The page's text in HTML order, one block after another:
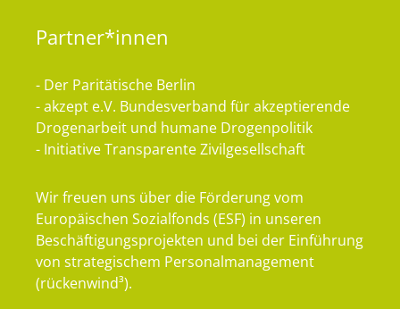
Partner*innen
- Der Paritätische Berlin
- akzept e.V. Bundesverband für akzeptierende
Drogenarbeit und humane Drogenpolitik
- Initiative Transparente Zivilgesellschaft
Wir freuen uns über die Förderung vom
Europäischen Sozialfonds (ESF) in unseren
Beschäftigungsprojekten und bei der Einführung
von strategischem Personalmanagement
(rückenwind³).